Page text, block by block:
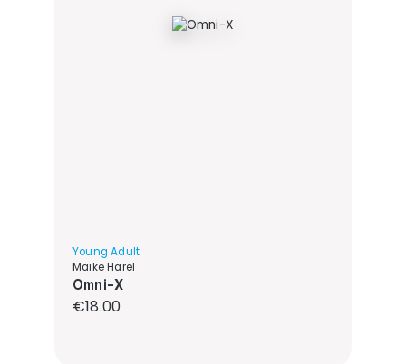
Young Adult
Maike Harel
Omni-X
Regular price:
€18.00